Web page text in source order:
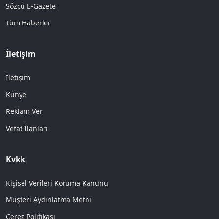
Sözcü E-Gazete
Tüm Haberler
İletişim
İletişim
Künye
Reklam Ver
Vefat İlanları
Kvkk
Kişisel Verileri Koruma Kanunu
Müşteri Aydınlatma Metni
Çerez Politikası